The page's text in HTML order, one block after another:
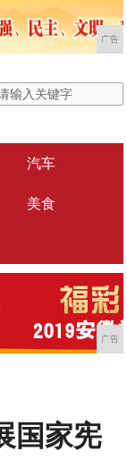
广告
汽车
美食
广告
国家宪